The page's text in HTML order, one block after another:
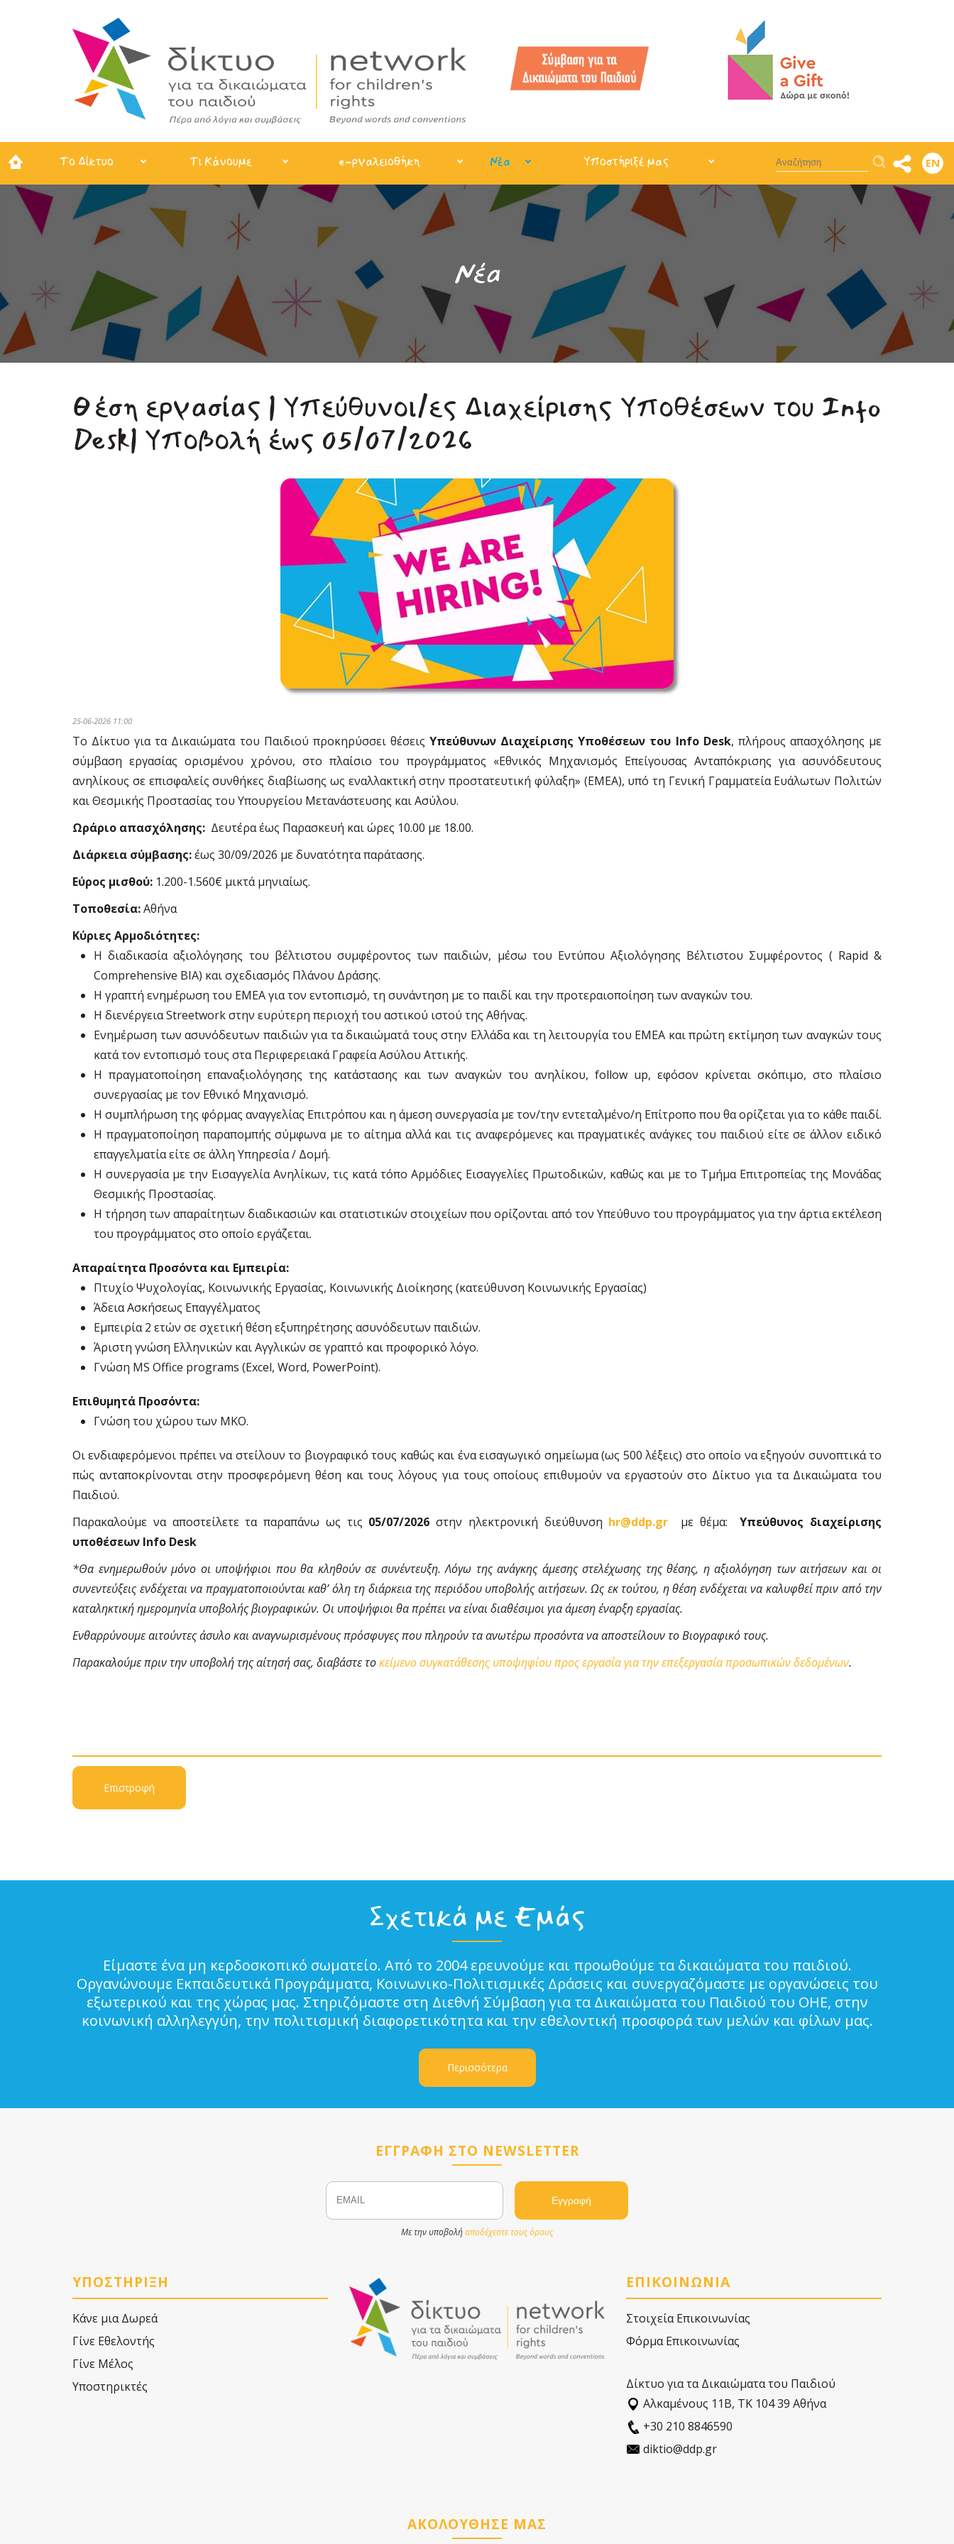
Το Δίκτυο Τι Κάνουμε e-ργαλειοθήκη Νέα Υποστήριξέ μας Αναζήτηση EN
Νέα
Θέση εργασίας | Υπεύθυνοι/ες Διαχείρισης Υποθέσεων του Info
Desk| Υποβολή έως 05/07/2026
25-06-2026 11:00
Το Δίκτυο για τα Δικαιώματα του Παιδιού προκηρύσσει θέσειςΥπεύθυνων Διαχείρισης Υποθέσεων του Info Desk, πλήρους απασχόλησης με
σύμβαση εργασίας ορισμένου χρόνου, στο πλαίσιο του προγράμματος «Εθνικός Μηχανισμός Επείγουσας Ανταπόκρισης για ασυνόδευτους
ανηλίκους σε επισφαλείς συνθήκες διαβίωσης ως εναλλακτική στην προστατευτική φύλαξη» (ΕΜΕΑ), υπό τη Γενική Γραμματεία Ευάλωτων Πολιτών
και Θεσμικής Προστασίας του Υπουργείου Μετανάστευσης και Ασύλου.
Ωράριο απασχόλησης: Δευτέρα έως Παρασκευή και ώρες 10.00 με 18.00.
Διάρκεια σύμβασης:έως 30/09/2026 με δυνατότητα παράτασης.
Εύρος μισθού: 1.200-1.560€ μικτά μηνιαίως.
Τοποθεσία:Αθήνα
Κύριες Αρμοδιότητες:
Η διαδικασία αξιολόγησης του βέλτιστου συμφέροντος των παιδιών, μέσω του Εντύπου Αξιολόγησης Βέλτιστου Συμφέροντος ( Rapid &
Comprehensive BIA) και σχεδιασμός Πλάνου Δράσης.
Η γραπτή ενημέρωση του ΕΜΕΑ για τον εντοπισμό, τη συνάντηση με το παιδί και την προτεραιοποίηση των αναγκών του.
Η διενέργεια Streetwork στην ευρύτερη περιοχή του αστικού ιστού της Αθήνας.
Ενημέρωση των ασυνόδευτων παιδιών για τα δικαιώματά τους στην Ελλάδα και τη λειτουργία του ΕΜΕΑ και πρώτη εκτίμηση των αναγκών τους
κατά τον εντοπισμό τους στα Περιφερειακά Γραφεία Ασύλου Αττικής.
H πραγματοποίηση επαναξιολόγησης της κατάστασης και των αναγκών του ανηλίκου, follow up, εφόσον κρίνεται σκόπιμο, στο πλαίσιο
συνεργασίας με τον Εθνικό Μηχανισμό.
Η συμπλήρωση της φόρμας αναγγελίας Επιτρόπου και η άμεση συνεργασία με τον/την εντεταλμένο/η Επίτροπο που θα ορίζεται για το κάθε παιδί.
Η πραγματοποίηση παραπομπής σύμφωνα με το αίτημα αλλά και τις αναφερόμενες και πραγματικές ανάγκες του παιδιού είτε σε άλλον ειδικό
επαγγελματία είτε σε άλλη Υπηρεσία / Δομή.
Η συνεργασία με την Εισαγγελία Ανηλίκων, τις κατά τόπο Αρμόδιες Εισαγγελίες Πρωτοδικών, καθώς και με το Τμήμα Επιτροπείας της Μονάδας
Θεσμικής Προστασίας.
Η τήρηση των απαραίτητων διαδικασιών και στατιστικών στοιχείων που ορίζονται από τον Υπεύθυνο του προγράμματος για την άρτια εκτέλεση
του προγράμματος στο οποίο εργάζεται.
Απαραίτητα Προσόντα και Εμπειρία:
Πτυχίο Ψυχολογίας, Κοινωνικής Εργασίας, Κοινωνικής Διοίκησης (κατεύθυνση Κοινωνικής Εργασίας)
Άδεια Ασκήσεως Επαγγέλματος
Εμπειρία 2 ετών σε σχετική θέση εξυπηρέτησης ασυνόδευτων παιδιών.
Άριστη γνώση Ελληνικών και Αγγλικών σε γραπτό και προφορικό λόγο.
Γνώση MS Office programs (Excel, Word, PowerPoint).
Επιθυμητά Προσόντα:
Γνώση του χώρου των ΜΚΟ.
Οι ενδιαφερόμενοι πρέπει να στείλουν το βιογραφικό τους καθώς και ένα εισαγωγικό σημείωμα (ως 500 λέξεις) στο οποίο να εξηγούν συνοπτικά το
πώς ανταποκρίνονται στην προσφερόμενη θέση και τους λόγους για τους οποίους επιθυμούν να εργαστούν στο Δίκτυο για τα Δικαιώματα του
Παιδιού.
Παρακαλούμε να αποστείλετε τα παραπάνω ως τις 05/07/2026 στην ηλεκτρονική διεύθυνση hr@ddp.gr με θέμα:
Υπεύθυνος διαχείρισης
υποθέσεων Info Desk
*Θα ενημερωθούν μόνο οι υποψήφιοι που θα κληθούν σε συνέντευξη. Λόγω της ανάγκης άμεσης στελέχωσης της θέσης, η αξιολόγηση των αιτήσεων και οι
συνεντεύξεις ενδέχεται να πραγματοποιούνται καθ’ όλη τη διάρκεια της περιόδου υποβολής αιτήσεων. Ως εκ τούτου, η θέση ενδέχεται να καλυφθεί πριν από την
καταληκτική ημερομηνία υποβολής βιογραφικών. Οι υποψήφιοι θα πρέπει να είναι διαθέσιμοι για άμεση έναρξη εργασίας.
Ενθαρρύνουμε αιτούντες άσυλο και αναγνωρισμένους πρόσφυγες που πληρούν τα ανωτέρω προσόντα να αποστείλουν το Βιογραφικό τους.
Παρακαλούμε πριν την υποβολή της αίτησή σας, διαβάστε τοκείμενο συγκατάθεσης υποψηφίου προς εργασία για την επεξεργασία προσωπικών δεδομένων.
Επιστροφή
Σχετικά με Εμάς
Είμαστε ένα μη κερδοσκοπικό σωματείο. Από το 2004 ερευνούμε και προωθούμε τα δικαιώματα του παιδιού.
Οργανώνουμε Εκπαιδευτικά Προγράμματα, Κοινωνικο-Πολιτισμικές Δράσεις και συνεργαζόμαστε με οργανώσεις του
εξωτερικού και της χώρας μας. Στηριζόμαστε στη Διεθνή Σύμβαση για τα Δικαιώματα του Παιδιού του ΟΗΕ, στην
κοινωνική αλληλεγγύη, την πολιτισμική διαφορετικότητα και την εθελοντική προσφορά των μελών και φίλων μας.
Περισσότερα
ΕΓΓΡΑΦΗ ΣΤΟ NEWSLETTER
Email Name
Με την υποβολήαποδέχεστε τους όρους
ΥΠΟΣΤΗΡΙΞΗ
Κάνε μια Δωρεά
Γίνε Εθελοντής
Γίνε Μέλος
Υποστηρικτές
ΕΠΙΚΟΙΝΩΝΙΑ
Στοιχεία Επικοινωνίας
Φόρμα Επικοινωνίας
Δίκτυο για τα Δικαιώματα του Παιδιού
Αλκαµένους 11Β, ΤΚ 104 39 Αθήνα
+30 210 8846590
diktio@ddp.gr
ΑΚΟΛΟΥΘΗΣΕ ΜΑΣ